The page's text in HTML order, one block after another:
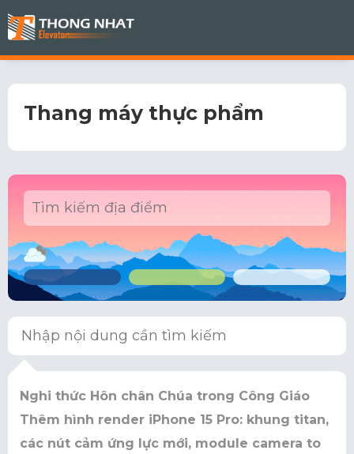
Thang máy thực phẩm
Nghi thức Hôn chân Chúa trong Công Giáo
Thêm hình render iPhone 15 Pro: khung titan,
các nút cảm ứng lực mới, module camera to